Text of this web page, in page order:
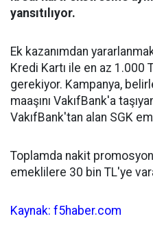
yansıtılıyor.
Ek kazanımdan
Kredi Kartı ile en az 1.000
gerekiyor. Kampanya,
maaşını VakıfBank'a
VakıfBank'tan alan SGK
Toplamda nakit
emeklilere 30 bin TL'ye
Kaynak: f5haber.com